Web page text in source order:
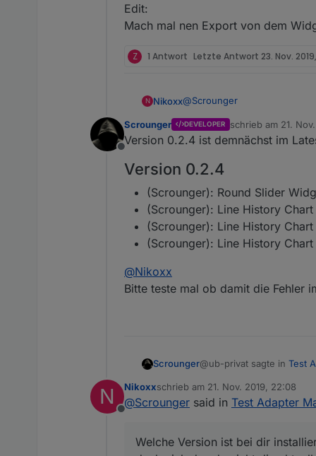
Edit:
Mach mal nen Export von dem
Z 1 Antwort Letzte Antwort 23. Nov.
N Nikoxx@Scrounger
erstmal vielen Dank für den
wie bei sigi234 lädt er die
Hab mal deine beiden
etwas angezeigt wird oder es
der Legende auf den Namen
wird. Bei mir blendet er
alle eingeblendet
Offline
Scrounger DEVELOPER schrieb am 21.
zuletzt editiert von
Version 0.2.4 ist demnächst im
Version 0.2.4
(Scrounger): Round Slider
(Scrounger): Line History
(Scrounger): Line History
(Scrounger): Line History
@Nikoxx
Bitte teste mal ob damit die Fehler
Scrounger@ub-privat sagte in Test
ODER ist eventuell
Nein ein "out of the box"
N
Offline
Nikoxxschrieb am 21. Nov. 2019, 22:08
zuletzt editiert von
@Scrounger said in Test Adapter
Welche Version ist bei dir